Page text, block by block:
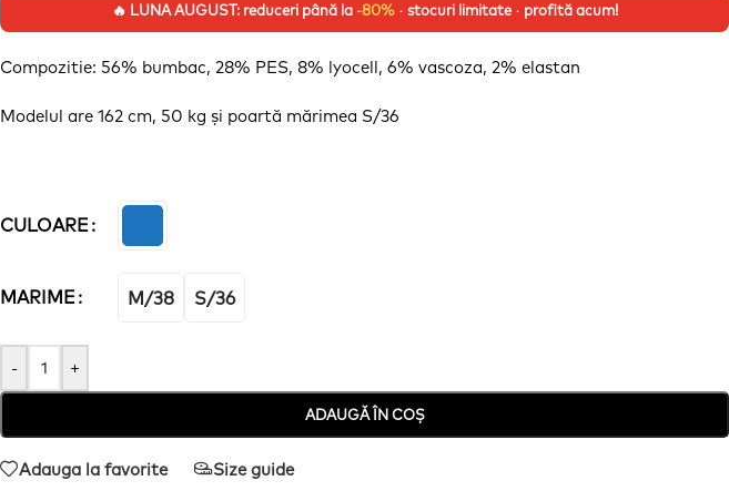
🔥 LUNA AUGUST: reduceri până la -80%· stocuri limitate · profită acum!
Compozitie: 56% bumbac, 28% PES, 8% lyocell, 6% vascoza, 2% elastan
Modelul are 162 cm, 50 kg și poartă mărimea S/36
CULOARE
MARIME M/38 S/36
- +
ADAUGĂ ÎN COȘ
Adauga la favorite Size guide